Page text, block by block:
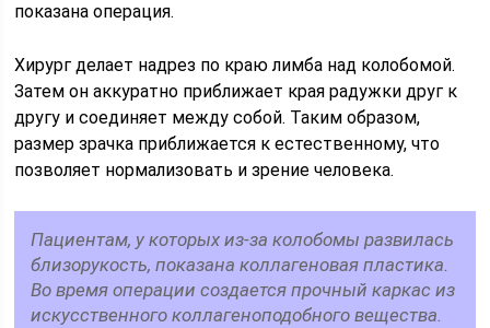
показана операция.
Хирург делает надрез по краю лимба над колобомой.
Затем он аккуратно приближает края радужки друг к
другу и соединяет между собой. Таким образом,
размер зрачка приближается к естественному, что
позволяет нормализовать и зрение человека.
Пациентам, у которых из-за колобомы развилась
близорукость, показана коллагеновая пластика.
Во время операции создается прочный каркас из
искусственного коллагеноподобного вещества.